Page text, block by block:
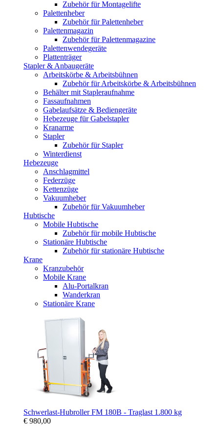
Zubehör für Montagelifte
Palettenheber
Zubehör für Palettenheber
Palettenmagazin
Zubehör für Palettenmagazine
Palettenwendegeräte
Plattenträger
Stapler & Anbaugeräte
Arbeitskörbe & Arbeitsbühnen
Zubehör für Arbeitskörbe & Arbeitsbühnen
Behälter mit Stapleraufnahme
Fassaufnahmen
Gabelaufsätze & Bediengeräte
Hebezeuge für Gabelstapler
Kranarme
Stapler
Zubehör für Stapler
Winterdienst
Hebezeuge
Anschlagmittel
Federzüge
Kettenzüge
Vakuumheber
Zubehör für Vakuumheber
Hubtische
Mobile Hubtische
Zubehör für mobile Hubtische
Stationäre Hubtische
Zubehör für stationäre Hubtische
Krane
Kranzubehör
Mobile Krane
Alu-Portalkran
Wanderkran
Stationäre Krane
Schwerlast-Hubroller FM 180B - Traglast 1.800 kg
€ 980,00